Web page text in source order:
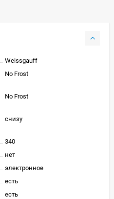
Weissgauff
No Frost
No Frost
снизу
340
нет
электронное
есть
есть